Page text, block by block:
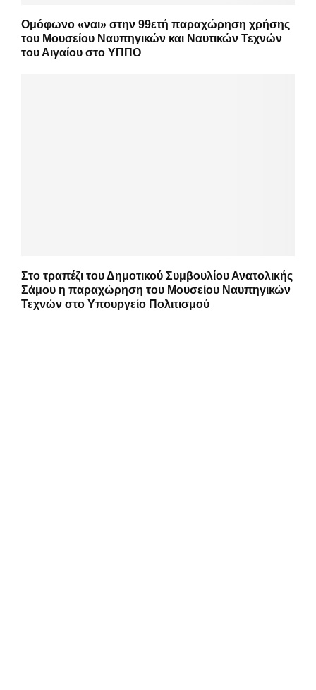
Ομόφωνο «ναι» στην 99ετή παραχώρηση χρήσης
του Μουσείου Ναυπηγικών και Ναυτικών Τεχνών
του Αιγαίου στο ΥΠΠΟ
Στο τραπέζι του Δημοτικού Συμβουλίου Ανατολικής
Σάμου η παραχώρηση του Μουσείου Ναυπηγικών
Τεχνών στο Υπουργείο Πολιτισμού